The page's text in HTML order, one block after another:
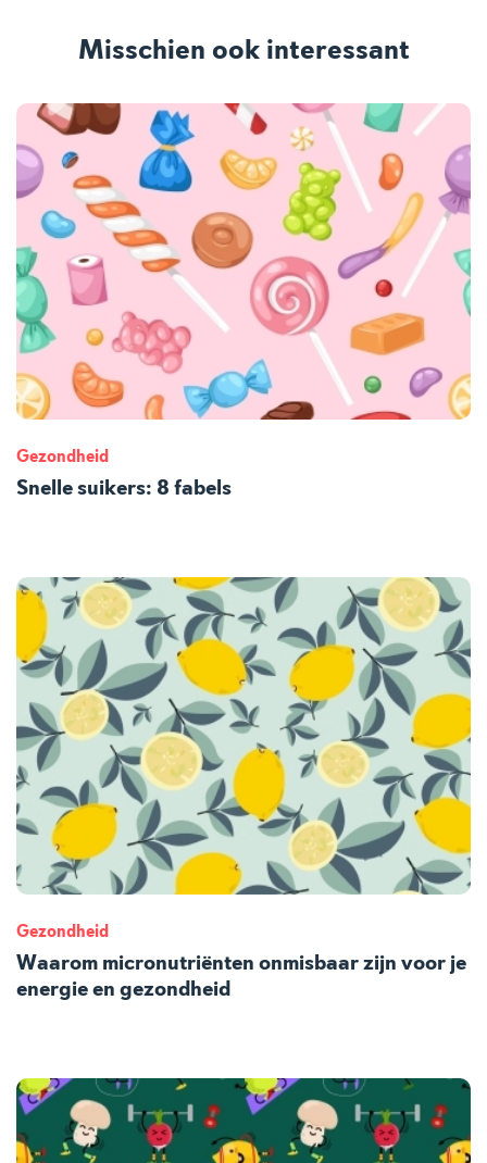
Misschien ook interessant
Gezondheid
Snelle suikers: 8 fabels
Gezondheid
Waarom micronutriënten onmisbaar zijn voor je
energie en gezondheid